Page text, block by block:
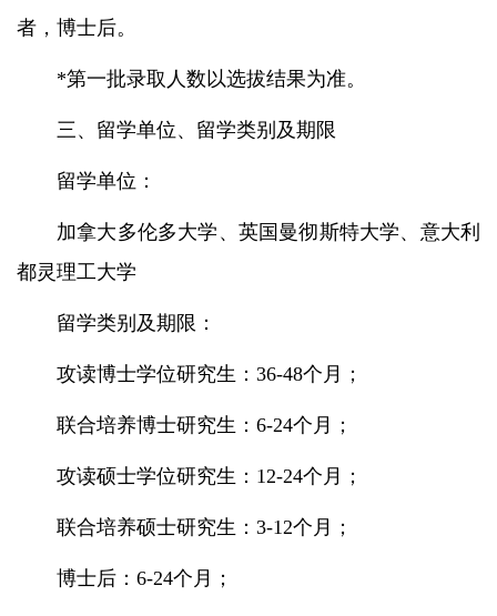
者，博士后。
*第一批录取人数以选拔结果为准。
三、留学单位、留学类别及期限
留学单位：
加拿大多伦多大学、英国曼彻斯特大学、意大利
都灵理工大学
留学类别及期限：
攻读博士学位研究生：36-48个月；
联合培养博士研究生：6-24个月；
攻读硕士学位研究生：12-24个月；
联合培养硕士研究生：3-12个月；
博士后：6-24个月；